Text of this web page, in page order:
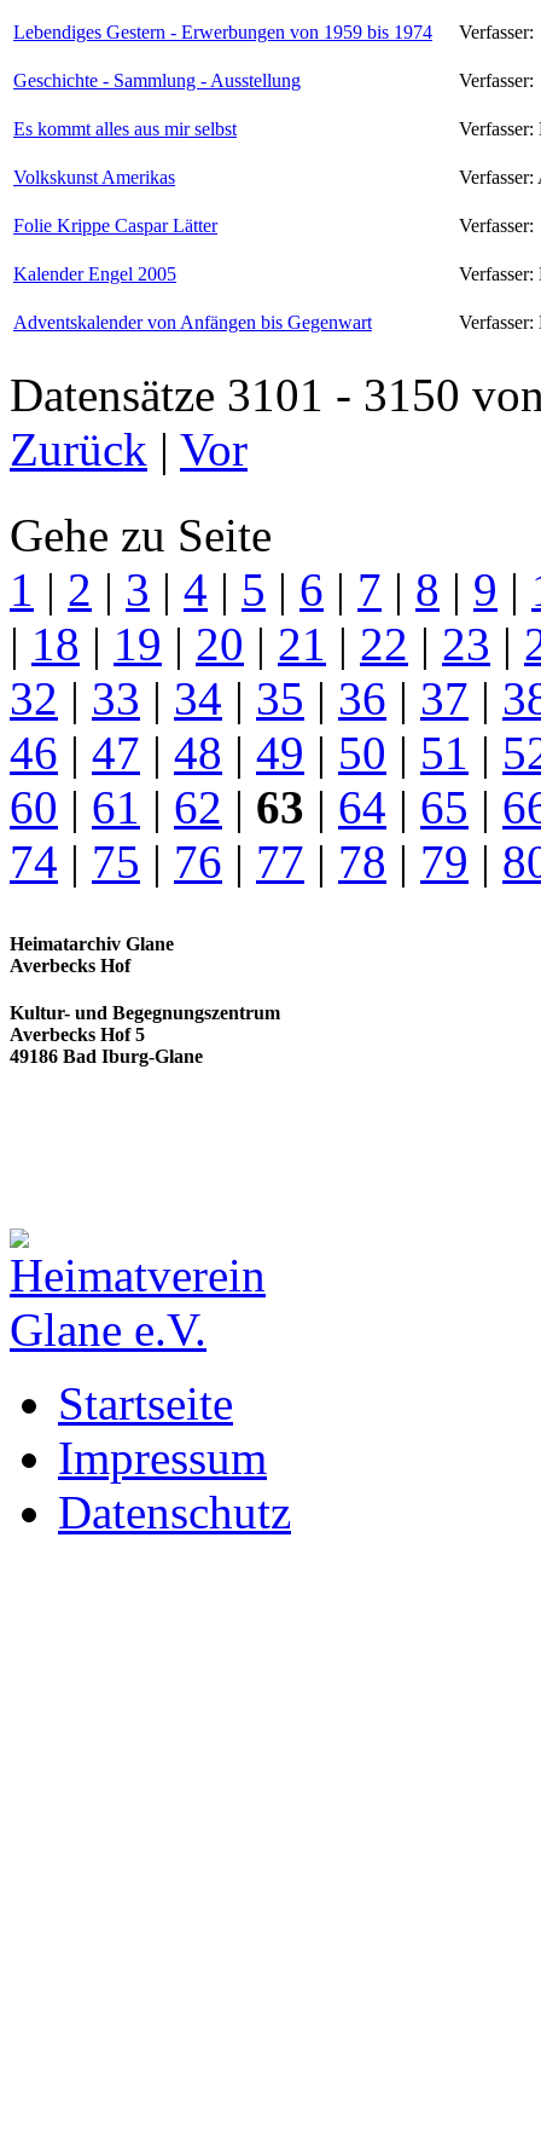
Lebendiges Gestern - Erwerbungen von 1959 bis 1974 Verfasser:
Geschichte - Sammlung - Ausstellung Verfasser:
Es kommt alles aus mir selbst Verfasser:
Volkskunst Amerikas Verfasser:
Folie Krippe Caspar Lätter Verfasser:
Kalender Engel 2005 Verfasser:
Adventskalender von Anfängen bis Gegenwart Verfasser:
Datensätze 3101 - 3150
Zurück | Vor
Gehe zu Seite
1 | 2 | 3 | 4 | 5 | 6 | 7 | 8 | 9 |
| 18 | 19 | 20 | 21 | 22 | 23 |
32 | 33 | 34 | 35 | 36 | 37 |
46 | 47 | 48 | 49 | 50 | 51 |
60 | 61 | 62 | 63 | 64 | 65 |
74 | 75 | 76 | 77 | 78 | 79 |
Heimatarchiv Glane
Averbecks Hof
Kultur- und Begegnungszentrum
Averbecks Hof 5
49186 Bad Iburg-Glane
Startseite
Impressum
Datenschutz